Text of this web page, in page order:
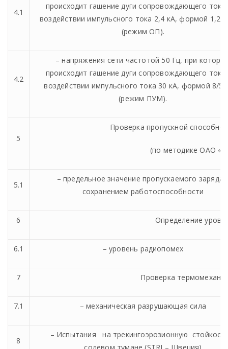
4.1
происходит гашение дуги сопровождающего тока
воздействии импульсного тока 2,4 кА, формой 1,2/
(режим ОП).
4.2
– напряжения сети частотой 50 Гц, при
происходит гашение дуги сопровождающего тока
воздействии импульсного тока 30 кА, формой 8/
(режим ПУМ).
5
Проверка пропускной
(по методике ОАО
5.1
– предельное значение пропускаемого заряда
сохранением работоспособности
6 Определение
6.1 – уровень радиопомех
7 Проверка
7.1 – механическая разрушающая сила
8
– Испытания на трекингоэрозионную
солевом тумане (STRI – Швеция)